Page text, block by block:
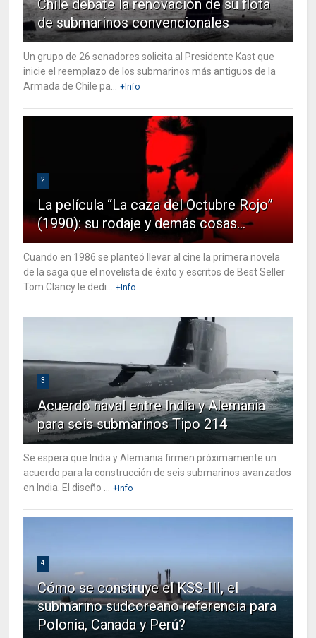
Chile debate la renovación de su flota
de submarinos convencionales
Un grupo de 26 senadores solicita al Presidente Kast que
inicie el reemplazo de los submarinos más antiguos de la
Armada de Chile pa...
+Info
2
La película “La caza del Octubre Rojo”
(1990): su rodaje y demás cosas…
Cuando en 1986 se planteó llevar al cine la primera novela
de la saga que el novelista de éxito y escritos de Best Seller
Tom Clancy le dedi...
+Info
3
Acuerdo naval entre India y Alemania
para seis submarinos Tipo 214
Se espera que India y Alemania firmen próximamente un
acuerdo para la construcción de seis submarinos avanzados
en India. El diseño ...
+Info
4
Cómo se construye el KSS-III, el
submarino sudcoreano referencia para
Polonia, Canada y Perú?